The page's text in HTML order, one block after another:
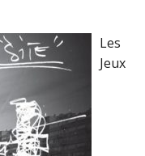
Les
Jeux